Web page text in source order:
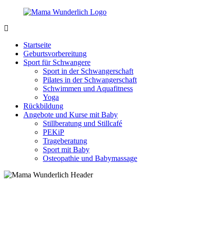
Zurück
Inhalt
sein
wunderbar!
Startseite
Geburtsvorbereitung
Sport für Schwangere
Sport in der Schwangerschaft
Pilates in der Schwangerschaft
Schwimmen und Aquafitness
Yoga
Rückbildung
Angebote und Kurse mit Baby
Stillberatung und Stillcafé
PEKiP
Trageberatung
Sport mit Baby
Osteopathie und Babymassage